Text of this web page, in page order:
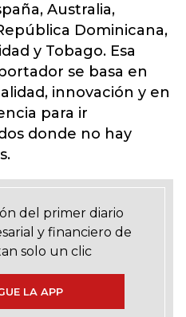
Australia,
Dominicana,
y Tobago. Esa
se basa en
innovación y en
para ir
donde no hay
del primer diario
y financiero de
solo un clic
LA APP